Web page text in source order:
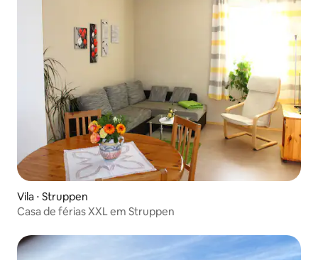
Vila ⋅ Struppen
Casa de férias XXL em Struppen